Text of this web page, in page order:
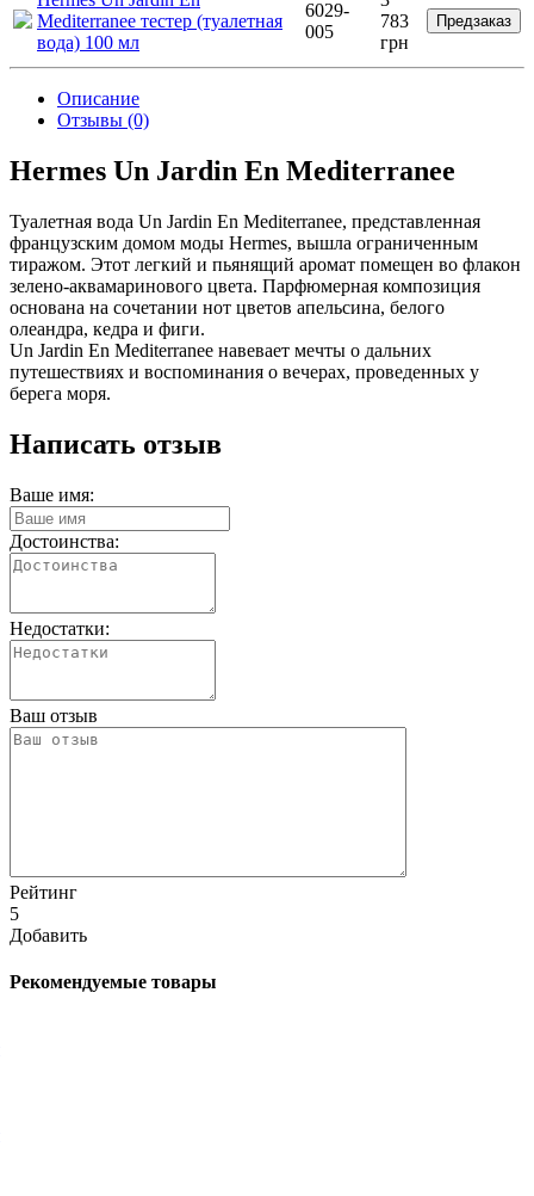
Mediterranee тестер (туалетная
вода) 100 мл
6029-
005
783
грн
Предзаказ
Описание
Отзывы (0)
Hermes Un Jardin En Mediterranee
Туалетная вода Un Jardin En Mediterranee, представленная
французским домом моды Hermes, вышла ограниченным
тиражом. Этот легкий и пьянящий аромат помещен во флакон
зелено-аквамаринового цвета. Парфюмерная композиция
основана на сочетании нот цветов апельсина, белого
олеандра, кедра и фиги.
Un Jardin En Mediterranee навевает мечты о дальних
путешествиях и воспоминания о вечерах, проведенных у
берега моря.
Написать отзыв
Ваше имя:
Достоинства:
Недостатки:
Ваш отзыв
Рейтинг
5
Добавить
Рекомендуемые товары